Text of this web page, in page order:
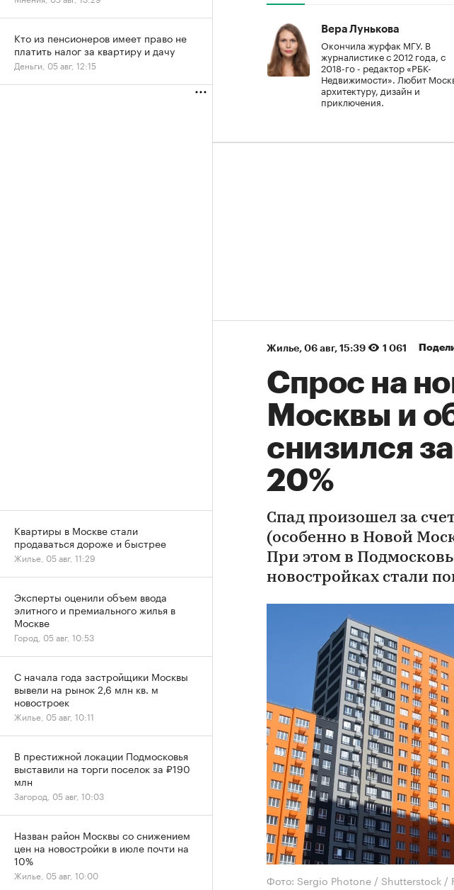
Вера Лунькова
Окончила журфак МГУ. В
журналистике с 2012 года, с
2018-го - редактор «РБК-
Недвижимости». Любит
архитектуру, дизайн и
приключения.
Жилье⁠, 06 авг, 15:39 1 061
Спрос на
Москвы и
снизился
20%
Спад произошел за
(особенно в Новой
При этом в
новостройках стали
Фото: Sergio Photone / Shutterstock /
Кто из пенсионеров имеет право не
платить налог за квартиру и дачу
Деньги, 05 авг, 12:15
Квартиры в Москве стали
продаваться дороже и быстрее
Жилье, 05 авг, 11:29
Эксперты оценили объем ввода
элитного и премиального жилья в
Москве
Город, 05 авг, 10:53
С начала года застройщики Москвы
вывели на рынок 2,6 млн кв. м
новостроек
Жилье, 05 авг, 10:11
В престижной локации Подмосковья
выставили на торги поселок за ₽190
млн
Загород, 05 авг, 10:03
Назван район Москвы со снижением
цен на новостройки в июле почти на
10%
Жилье, 05 авг, 10:00